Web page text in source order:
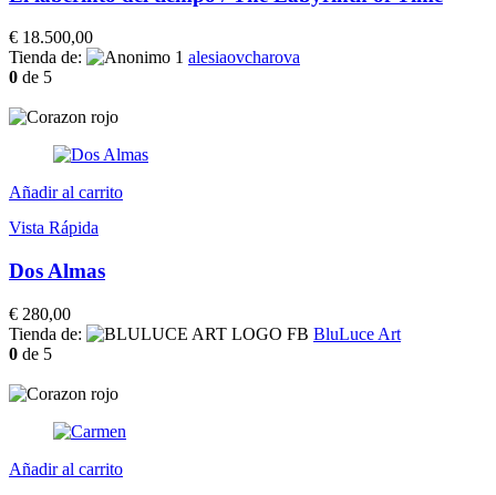
€ 18.500,00
Tienda de:
alesiaovcharova
0 de 5
Añadir al carrito
Vista Rápida
Dos Almas
€ 280,00
Tienda de:
BluLuce Art
0 de 5
Añadir al carrito